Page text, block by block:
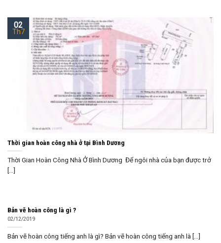
Thời gian hoàn công nhà ở tại Bình Dương
Thời Gian Hoàn Công Nhà Ở Bình Dương Để ngôi nhà của bạn được trở
[...]
02
Th7
Bản vẽ hoàn công là gì ?
02/12/2019
Bản vẽ hoàn công tiếng anh là gì? Bản vẽ hoàn công tiếng anh là [...]